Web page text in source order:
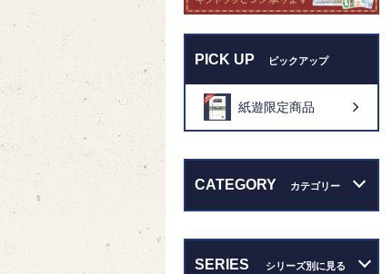
PICK UP ピックアップ
紙遊限定商品
CATEGORY カテゴリー
SERIES シリーズ別に見る